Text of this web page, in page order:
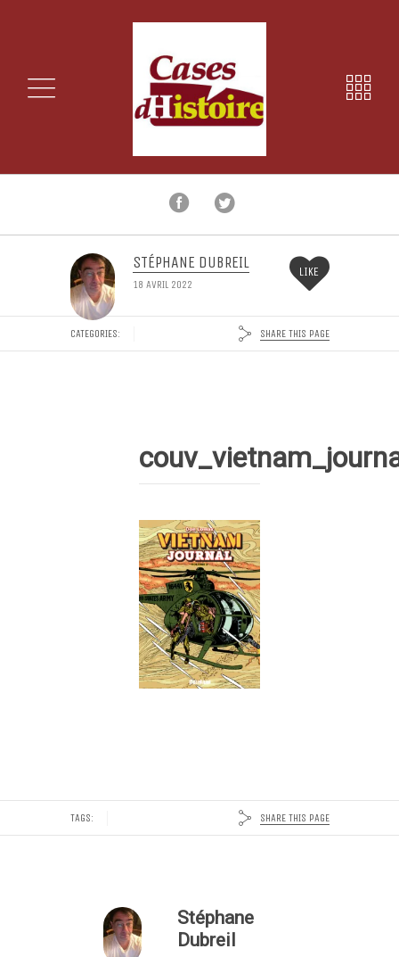
STÉPHANE DUBREIL
18 AVRIL 2022
LIKE
CATEGORIES: SHARE THIS PAGE
TAGS: SHARE THIS PAGE
Stéphane
Dubreil